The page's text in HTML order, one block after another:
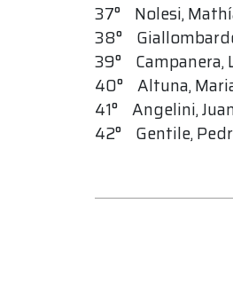
37° Nolesi,
38°
39°
40° Altuna,
41° Angelini,
42° Gentile,